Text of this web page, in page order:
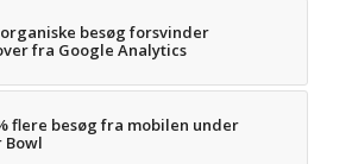
organiske besøg forsvinder
fra Google Analytics
flere besøg fra mobilen under
Bowl